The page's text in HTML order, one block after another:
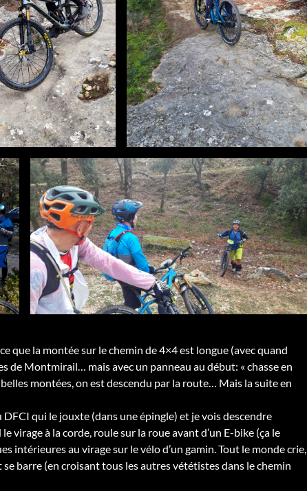
que la montée sur le chemin de 4×4 est longue (avec quand
de Montmirail… mais avec un panneau au début: « chasse en
montées, on est descendu par la route… Mais la suite en
qui le jouxte (dans une épingle) et je vois descendre
virage à la corde, roule sur la roue avant d’un E-bike (ça le
intérieures au virage sur le vélo d’un gamin. Tout le monde crie,
se barre (en croisant tous les autres vététistes dans le chemin